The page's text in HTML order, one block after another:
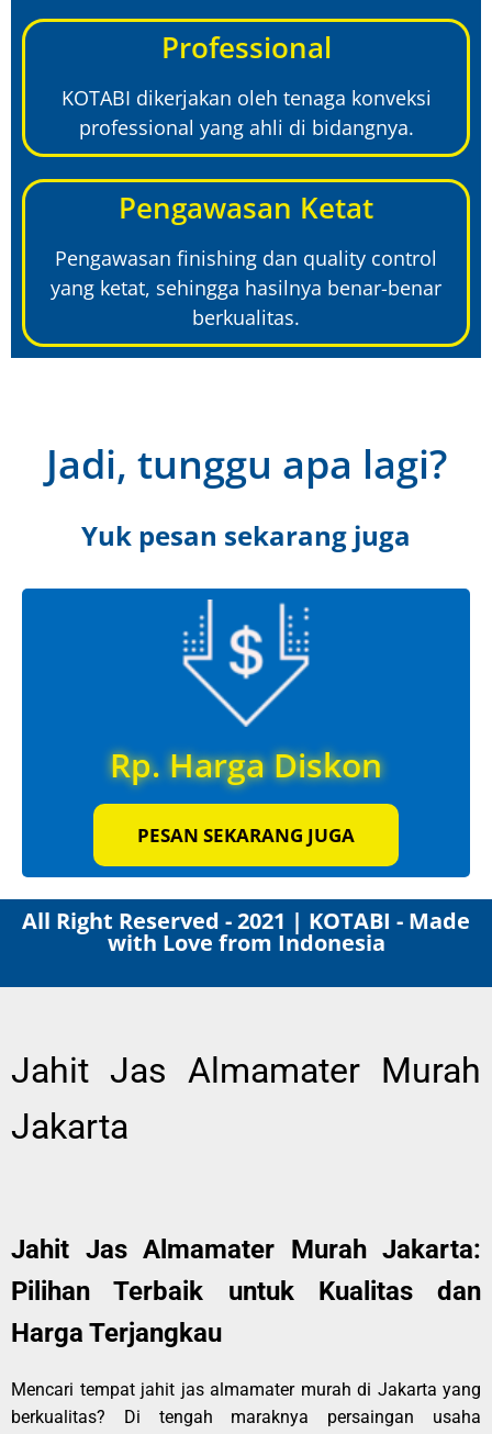
Professional
KOTABI dikerjakan oleh tenaga konveksi
professional yang ahli di bidangnya.
Pengawasan Ketat
Pengawasan finishing dan quality control
yang ketat, sehingga hasilnya benar-benar
berkualitas.
Jadi, tunggu apa lagi?
Yuk pesan sekarang juga
Rp. Harga Diskon
PESAN SEKARANG JUGA
All Right Reserved - 2021 | KOTABI - Made
with Love from Indonesia
Jahit Jas Almamater Murah
Jakarta
Jahit Jas Almamater Murah Jakarta:
Pilihan Terbaik untuk Kualitas dan
Harga Terjangkau
Mencari tempat jahit jas almamater murah di Jakarta yang
berkualitas? Di tengah maraknya persaingan usaha